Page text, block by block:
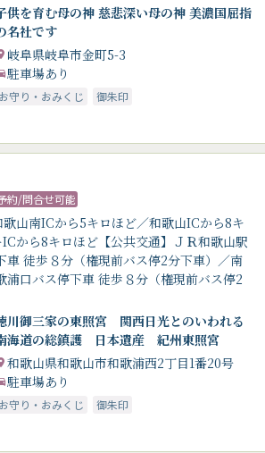
供を育む母の神 慈悲深い母の神 美濃国屈指
名社です
岐阜県岐阜市金町5-3
駐車場あり
お守り・おみくじ 御朱印
約/問合せ可能
歌山南ICから5キロほど／和歌山ICから8キ
から8キロほど【公共交通】ＪＲ和歌山駅
車 徒歩８分（権現前バス停2分下車）／南
浦口バス停下車 徒歩８分（権現前バス停2
川御三家の東照宮 関西日光とのいわれる
海道の総鎮護 日本遺産 紀州東照宮
和歌山県和歌山市和歌浦西2丁目1番20号
駐車場あり
お守り・おみくじ 御朱印